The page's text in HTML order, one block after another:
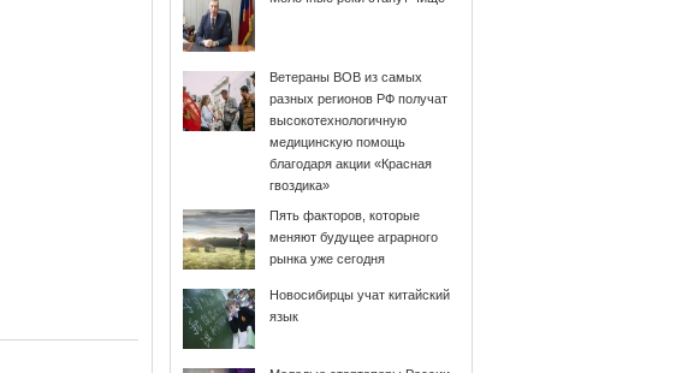
Ветераны ВОВ из самых
разных регионов РФ получат
высокотехнологичную
медицинскую помощь
благодаря акции «Красная
гвоздика»
Пять факторов, которые
меняют будущее аграрного
рынка уже сегодня
Новосибирцы учат китайский
язык